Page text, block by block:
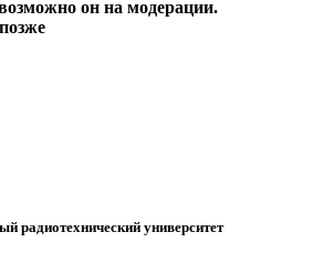
он на модерации.
радиотехнический университет